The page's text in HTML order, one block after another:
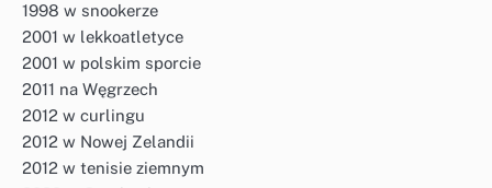
1998 w snookerze
2001 w lekkoatletyce
2001 w polskim sporcie
2011 na Węgrzech
2012 w curlingu
2012 w Nowej Zelandii
2012 w tenisie ziemnym